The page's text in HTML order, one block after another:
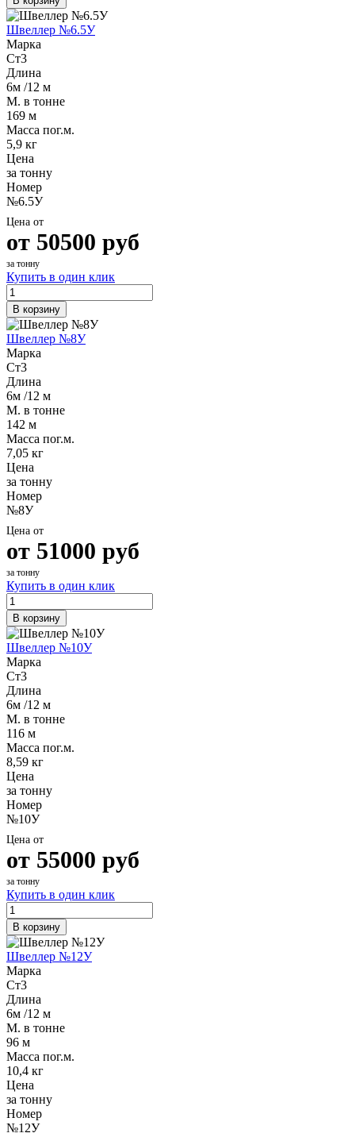
Швеллер №6.5У
Марка
Ст3
Длина
6м /12 м
М. в тонне
169 м
Масса пог.м.
5,9 кг
Цена
за тонну
Номер
№6.5У
Цена от
от 50500 руб
за тонну
Купить в один клик
В корзину
Швеллер №8У
Марка
Ст3
Длина
6м /12 м
М. в тонне
142 м
Масса пог.м.
7,05 кг
Цена
за тонну
Номер
№8У
Цена от
от 51000 руб
за тонну
Купить в один клик
В корзину
Швеллер №10У
Марка
Ст3
Длина
6м /12 м
М. в тонне
116 м
Масса пог.м.
8,59 кг
Цена
за тонну
Номер
№10У
Цена от
от 55000 руб
за тонну
Купить в один клик
В корзину
Швеллер №12У
Марка
Ст3
Длина
6м /12 м
М. в тонне
96 м
Масса пог.м.
10,4 кг
Цена
за тонну
Номер
№12У